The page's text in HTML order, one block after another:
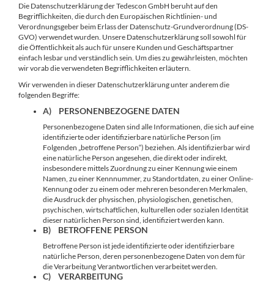
Die Datenschutzerklärung der Tedescon GmbH beruht auf den
Begrifflichkeiten, die durch den Europäischen Richtlinien- und
Verordnungsgeber beim Erlass der Datenschutz-Grundverordnung (DS-
GVO) verwendet wurden. Unsere Datenschutzerklärung soll sowohl für
die Öffentlichkeit als auch für unsere Kunden und Geschäftspartner
einfach lesbar und verständlich sein. Um dies zu gewährleisten, möchten
wir vorab die verwendeten Begrifflichkeiten erläutern.
Wir verwenden in dieser Datenschutzerklärung unter anderem die
folgenden Begriffe:
A) PERSONENBEZOGENE DATEN
Personenbezogene Daten sind alle Informationen, die sich auf eine
identifizierte oder identifizierbare natürliche Person (im
Folgenden „betroffene Person“) beziehen. Als identifizierbar wird
eine natürliche Person angesehen, die direkt oder indirekt,
insbesondere mittels Zuordnung zu einer Kennung wie einem
Namen, zu einer Kennnummer, zu Standortdaten, zu einer Online-
Kennung oder zu einem oder mehreren besonderen Merkmalen,
die Ausdruck der physischen, physiologischen, genetischen,
psychischen, wirtschaftlichen, kulturellen oder sozialen Identität
dieser natürlichen Person sind, identifiziert werden kann.
B) BETROFFENE PERSON
Betroffene Person ist jede identifizierte oder identifizierbare
natürliche Person, deren personenbezogene Daten von dem für
die Verarbeitung Verantwortlichen verarbeitet werden.
C) VERARBEITUNG